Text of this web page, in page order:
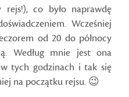
co było naprawdę
Wcześniej
od 20 do północy
Według mnie jest ona
tych godzinach i tak się
na początku rejsu. 😉